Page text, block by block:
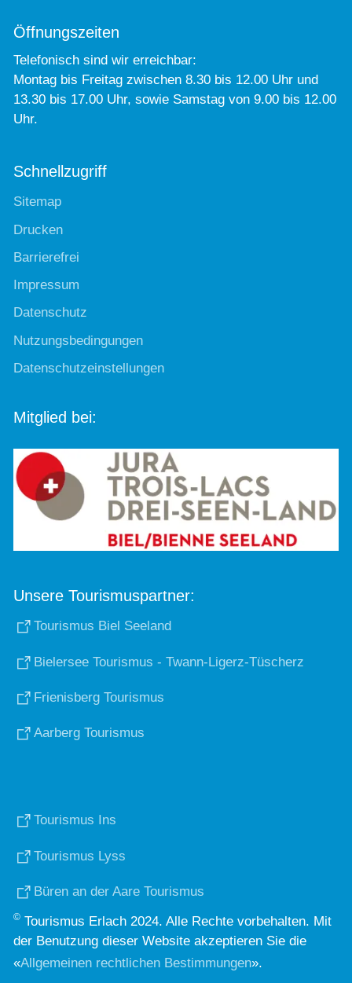
Öffnungszeiten
Telefonisch sind wir erreichbar:
Montag bis Freitag zwischen 8.30 bis 12.00 Uhr und
13.30 bis 17.00 Uhr, sowie Samstag von 9.00 bis 12.00
Uhr.
Schnellzugriff
Sitemap
Drucken
Barrierefrei
Impressum
Datenschutz
Nutzungsbedingungen
Datenschutzeinstellungen
Mitglied bei:
Unsere Tourismuspartner:
Tourismus Biel Seeland
Bielersee Tourismus - Twann-Ligerz-Tüscherz
Frienisberg Tourismus
Aarberg Tourismus
Tourismus Ins
Tourismus Lyss
Büren an der Aare Tourismus
© Tourismus Erlach 2024. Alle Rechte vorbehalten. Mit
der Benutzung dieser Website akzeptieren Sie die
«Allgemeinen rechtlichen Bestimmungen».